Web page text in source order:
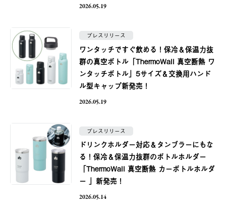
2026.05.19
プレスリリース
ワンタッチですぐ飲める！保冷＆保温力抜
群の真空ボトル「ThermoWall 真空断熱 ワ
ンタッチボトル」5サイズ＆交換用ハンド
ル型キャップ新発売！
2026.05.19
プレスリリース
ドリンクホルダー対応＆タンブラーにもな
る！保冷＆保温力抜群のボトルホルダー
「ThermoWall 真空断熱 カーボトルホルダ
ー 」新発売！
2026.05.14